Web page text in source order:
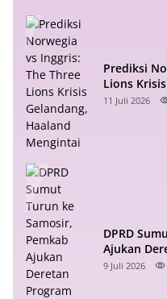
Prediksi
Lions
Mengintai
11 Juli 2026
DPRD
Ajukan
Saja?
9 Juli 2026